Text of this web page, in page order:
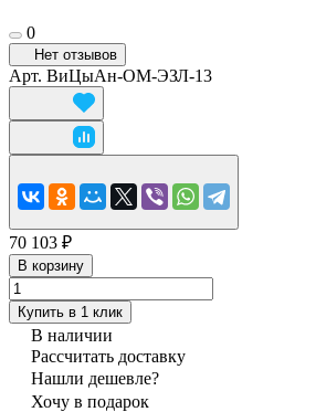
0
Нет отзывов
Арт. ВиЦыАн-ОМ-ЭЗЛ-13
70 103 ₽
В корзину
Купить в 1 клик
В наличии
Рассчитать доставку
Нашли дешевле?
Хочу в подарок